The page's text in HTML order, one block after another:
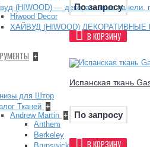
(HIWOOD) — декоративные панели,
Hiwood Decor
ХАЙВУД (HIWOOD)
+
для Штор
Тканей +
Andrew Martin +
Anthem
Berkeley
По запросу
В КОРЗИНУ
Испанская ткань
По запросу
В КОРЗИНУ